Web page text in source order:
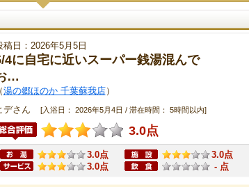
稿日：2026年5月5日
4に自宅に近いスーパー銭湯混んで
…
湯の郷ほのか 千葉蘇我店）
デさん
[入浴日： 2026年5月4日 / 滞在時間： 5時間以内]
3.0点
3.0点
3.0点
3.0点
- 点